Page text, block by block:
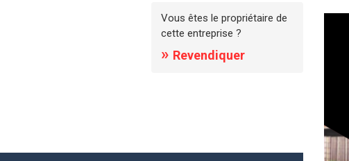
Vous êtes le propriétaire de
cette entreprise ?
» Revendiquer